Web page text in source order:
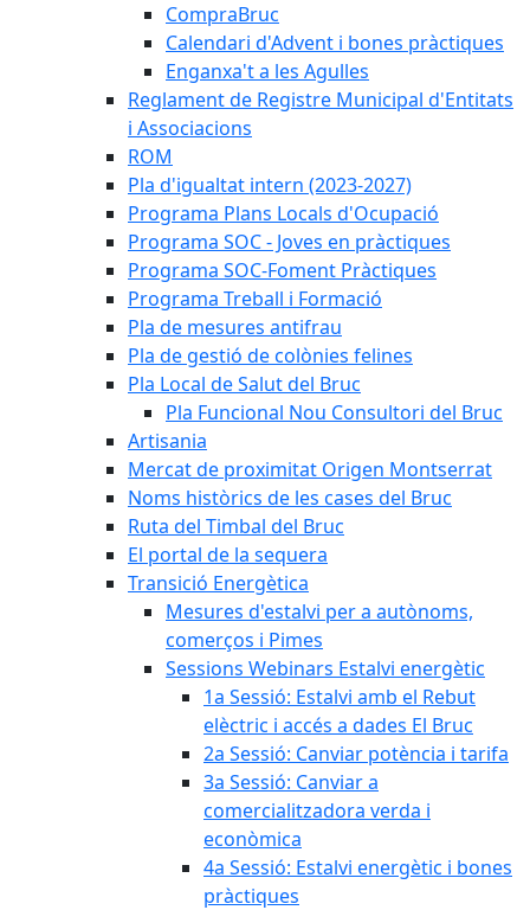
CompraBruc
Calendari d'Advent i bones pràctiques
Enganxa't a les Agulles
Reglament de Registre Municipal d'Entitats
i Associacions
ROM
Pla d'igualtat intern (2023-2027)
Programa Plans Locals d'Ocupació
Programa SOC - Joves en pràctiques
Programa SOC-Foment Pràctiques
Programa Treball i Formació
Pla de mesures antifrau
Pla de gestió de colònies felines
Pla Local de Salut del Bruc
Pla Funcional Nou Consultori del Bruc
Artisania
Mercat de proximitat Origen Montserrat
Noms històrics de les cases del Bruc
Ruta del Timbal del Bruc
El portal de la sequera
Transició Energètica
Mesures d'estalvi per a autònoms,
comerços i Pimes
Sessions Webinars Estalvi energètic
1a Sessió: Estalvi amb el Rebut
elèctric i accés a dades El Bruc
2a Sessió: Canviar potència i tarifa
3a Sessió: Canviar a
comercialitzadora verda i
econòmica
4a Sessió: Estalvi energètic i bones
pràctiques